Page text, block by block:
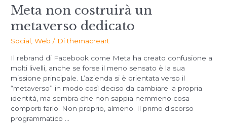
Meta non costruirà un
metaverso dedicato
Social ,Web / Dithemacreart
Il rebrand di Facebook come Meta ha creato confusione a
molti livelli, anche se forse il meno sensato è la sua
missione principale. L’azienda si è orientata verso il
“metaverso” in modo così deciso da cambiare la propria
identità, ma sembra che non sappia nemmeno cosa
comporti farlo. Non proprio, almeno. Il primo discorso
programmatico …